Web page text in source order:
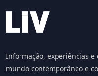
Informação, experiências e
mundo contemporâneo e